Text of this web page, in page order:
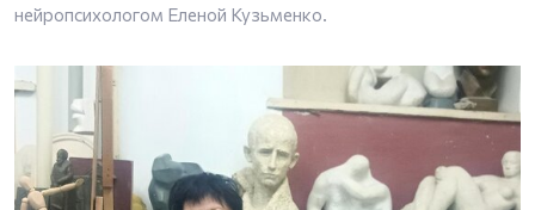
нейропсихологом Еленой Кузьменко.